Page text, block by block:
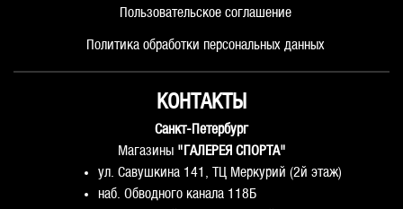
Пользовательское соглашение
Политика обработки персональных данных
КОНТАКТЫ
Санкт-Петербург
Магазины "ГАЛЕРЕЯ СПОРТА"
ул. Савушкина 141, ТЦ Меркурий (2й этаж)
наб. Обводного канала 118Б